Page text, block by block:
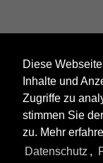
Diese
Inhalte und
Zugriffe zu
stimmen Sie
zu. Mehr
Datenschutz ,